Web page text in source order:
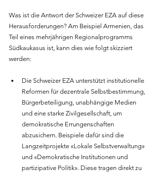
Was ist die Antwort der Schweizer EZA auf diese
Herausforderungen? Am Beispiel Armenien, das
Teil eines mehrjährigen Regionalprogramms
Südkaukasus ist, kann dies wie folgt skizziert
werden:
Die Schweizer EZA unterstützt institutionelle
Reformen für dezentrale Selbstbestimmung,
Bürgerbeteiligung, unabhängige Medien
und eine starke Zivilgesellschaft, um
demokratische Errungenschaften
abzusichern. Beispiele dafür sind die
Langzeitprojekte «Lokale Selbstverwaltung»
und «Demokratische Institutionen und
partizipative Politik». Diese tragen direkt zu